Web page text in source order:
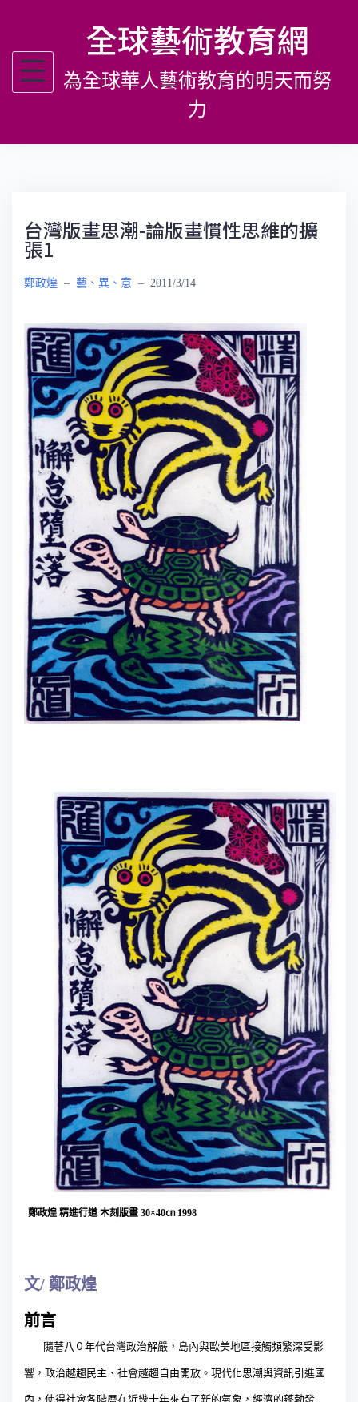
主
全球藝術教育網
為全球華人藝術教育的明天而努
力
台灣版畫思潮-論版畫慣性思維的擴
張1
鄭政煌 – 藝、異、意 – 2011/3/14
鄭政煌 精進行道 木刻版畫 30×40㎝ 1998
文/ 鄭政煌
前言
隨著八０年代台灣政治解嚴，島內與歐美地區接觸頻繁深受影
響，政治越趨民主、社會越趨自由開放。現代化思潮與資訊引進國
內，使得社會各階層在近幾十年來有了新的氣象，經濟的蓬勃發